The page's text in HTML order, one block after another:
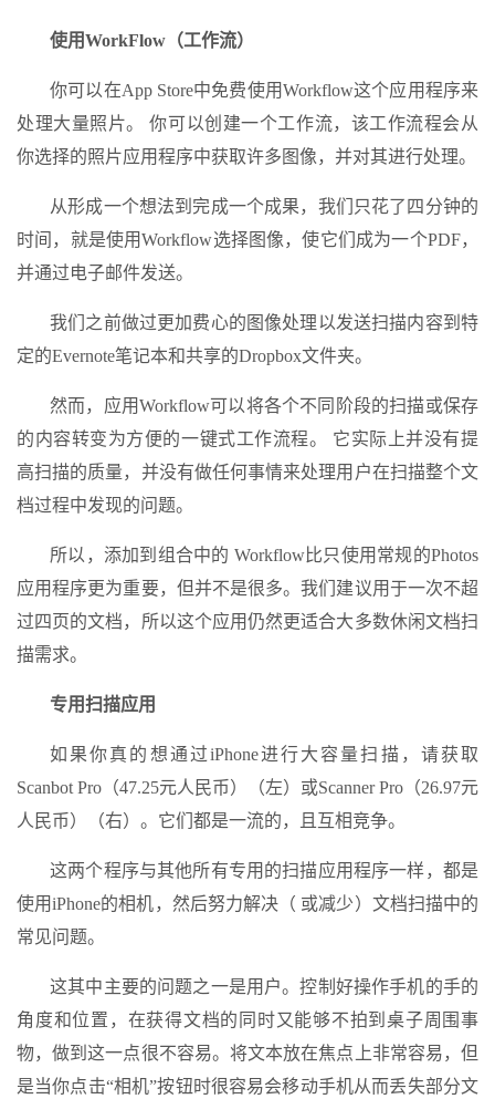
使用WorkFlow （工作流）
你可以在App Store中免费使用Workflow这个应用程序来
处理大量照片。 你可以创建一个工作流，该工作流程会从
你选择的照片应用程序中获取许多图像，并对其进行处理。
从形成一个想法到完成一个成果，我们只花了四分钟的
时间，就是使用Workflow选择图像，使它们成为一个PDF，
并通过电子邮件发送。
我们之前做过更加费心的图像处理以发送扫描内容到特
定的Evernote笔记本和共享的Dropbox文件夹。
然而，应用Workflow可以将各个不同阶段的扫描或保存
的内容转变为方便的一键式工作流程。 它实际上并没有提
高扫描的质量，并没有做任何事情来处理用户在扫描整个文
档过程中发现的问题。
所以，添加到组合中的 Workflow比只使用常规的Photos
应用程序更为重要，但并不是很多。我们建议用于一次不超
过四页的文档，所以这个应用仍然更适合大多数休闲文档扫
描需求。
专用扫描应用
如果你真的想通过iPhone进行大容量扫描，请获取
Scanbot Pro（47.25元人民币）（左）或Scanner Pro（26.97元
人民币）（右）。它们都是一流的，且互相竞争。
这两个程序与其他所有专用的扫描应用程序一样，都是
使用iPhone的相机，然后努力解决（ 或减少）文档扫描中的
常见问题。
这其中主要的问题之一是用户。控制好操作手机的手的
角度和位置，在获得文档的同时又能够不拍到桌子周围事
物，做到这一点很不容易。将文本放在焦点上非常容易，但
是当你点击“相机”按钮时很容易会移动手机从而丢失部分文